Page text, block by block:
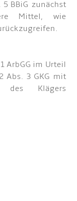
BBiG zunächst
Mittel, wie
ArbGG im Urteil
Abs. 3 GKG mit
des Klägers